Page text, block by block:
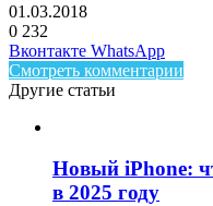
01.03.2018
0 232
Facebook
Twitter
LinkedIn
Вконтакте WhatsApp
Смотреть комментарии
Другие статьи
Новый iPhone:
в 2025 году